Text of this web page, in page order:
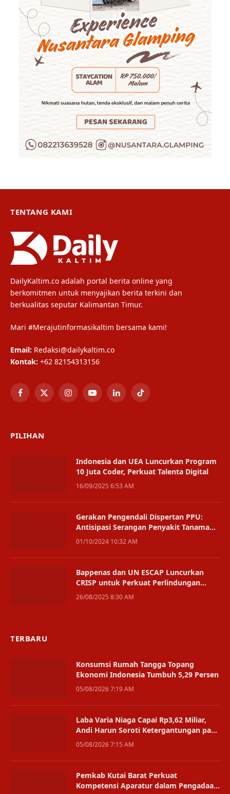
TENTANG KAMI
DailyKaltim.co adalah portal berita online yang
berkomitmen untuk menyajikan berita terkini dan
berkualitas seputar Kalimantan Timur.
Mari #Merajutinformasikaltim bersama kami!
Email: Redaksi@dailykaltim.co
Kontak: +62 82154313156
Facebook
X
InstagramYouTubeLinkedInTikTok
PILIHAN
Indonesia dan UEA Luncurkan Program
10 Juta Coder, Perkuat Talenta Digital
16/09/2025 6:53 AM
Gerakan Pengendali Dispertan PPU:
Antisipasi Serangan Penyakit Tanaman
Demi Ketahanan Pertanian
01/10/2024 10:32 AM
Bappenas dan UN ESCAP Luncurkan
CRISP untuk Perkuat Perlindungan
Sosial Iklim
26/08/2025 8:30 AM
TERBARU
Konsumsi Rumah Tangga Topang
Ekonomi Indonesia Tumbuh 5,29 Persen
05/08/2026 7:19 AM
Laba Varia Niaga Capai Rp3,62 Miliar,
Andi Harun Soroti Ketergantungan pada
Satu Bisnis
05/08/2026 7:15 AM
Pemkab Kutai Barat Perkuat
Kompetensi Aparatur dalam Pengadaan